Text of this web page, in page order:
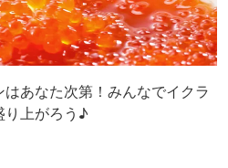
あなた次第！みんなでイクラ
り上がろう♪